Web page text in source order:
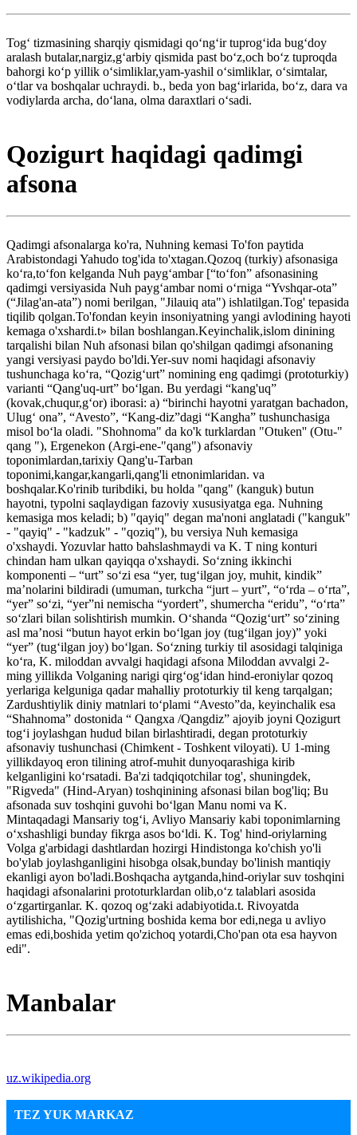
Togʻ tizmasining sharqiy qismidagi qoʻngʻir tuprogʻida bugʻdoy
aralash butalar,nargiz,gʻarbiy qismida past boʻz,och boʻz tuproqda
bahorgi koʻp yillik oʻsimliklar,yam-yashil oʻsimliklar, oʻsimtalar,
oʻtlar va boshqalar uchraydi. b., beda yon bagʻirlarida, boʻz, dara va
vodiylarda archa, doʻlana, olma daraxtlari oʻsadi.
Qozigurt haqidagi qadimgi
afsona
Qadimgi afsonalarga ko'ra, Nuhning kemasi To'fon paytida
Arabistondagi Yahudo tog'ida to'xtagan.Qozoq (turkiy) afsonasiga
koʻra,toʻfon kelganda Nuh paygʻambar [“toʻfon” afsonasining
qadimgi versiyasida Nuh paygʻambar nomi oʻrniga “Yvshqar-ota”
(“Jilag'an-ata”) nomi berilgan, "Jilauiq ata") ishlatilgan.Tog' tepasida
tiqilib qolgan.To'fondan keyin insoniyatning yangi avlodining hayoti
kemaga o'xshardi.t» bilan boshlangan.Keyinchalik,islom dinining
tarqalishi bilan Nuh afsonasi bilan qo'shilgan qadimgi afsonaning
yangi versiyasi paydo bo'ldi.Yer-suv nomi haqidagi afsonaviy
tushunchaga koʻra, “Qozigʻurt” nomining eng qadimgi (prototurkiy)
varianti “Qang'uq-urt” boʻlgan. Bu yerdagi “kang'uq”
(kovak,chuqur,gʻor) iborasi: a) “birinchi hayotni yaratgan bachadon,
Ulugʻ ona”, “Avesto”, “Kang-diz”dagi “Kangha” tushunchasiga
misol boʻla oladi. "Shohnoma" da ko'k turklardan "Otuken'' (Otu-"
qang "), Ergenekon (Argi-ene-"qang") afsonaviy
toponimlardan,tarixiy Qang'u-Tarban
toponimi,kangar,kangarli,qang'li etnonimlaridan. va
boshqalar.Ko'rinib turibdiki, bu holda "qang" (kanguk) butun
hayotni, typolni saqlaydigan fazoviy xususiyatga ega. Nuhning
kemasiga mos keladi; b) "qayiq" degan ma'noni anglatadi ("kanguk"
- "qayiq" - "kadzuk" - "qoziq"), bu versiya Nuh kemasiga
o'xshaydi. Yozuvlar hatto bahslashmaydi va K. T ning konturi
chindan ham ulkan qayiqqa o'xshaydi. Soʻzning ikkinchi
komponenti – “urt” soʻzi esa “yer, tugʻilgan joy, muhit, kindik”
ma’nolarini bildiradi (umuman, turkcha “jurt – yurt”, “oʻrda – oʻrta”,
“yer” soʻzi, “yer”ni nemischa “yordert”, shumercha “eridu”, “oʻrta”
soʻzlari bilan solishtirish mumkin. Oʻshanda “Qozigʻurt” soʻzining
asl ma’nosi “butun hayot erkin boʻlgan joy (tugʻilgan joy)” yoki
“yer” (tugʻilgan joy) boʻlgan. Soʻzning turkiy til asosidagi talqiniga
koʻra, K. miloddan avvalgi haqidagi afsona Miloddan avvalgi 2-
ming yillikda Volganing narigi qirgʻogʻidan hind-eroniylar qozoq
yerlariga kelguniga qadar mahalliy prototurkiy til keng tarqalgan;
Zardushtiylik diniy matnlari toʻplami “Avesto”da, keyinchalik esa
“Shahnoma” dostonida “ Qangxa /Qangdiz” ajoyib joyni Qozigurt
togʻi joylashgan hudud bilan birlashtiradi, degan prototurkiy
afsonaviy tushunchasi (Chimkent - Toshkent viloyati). U 1-ming
yillikdayoq eron tilining atrof-muhit dunyoqarashiga kirib
kelganligini koʻrsatadi. Ba'zi tadqiqotchilar tog', shuningdek,
"Rigveda" (Hind-Aryan) toshqinining afsonasi bilan bog'liq; Bu
afsonada suv toshqini guvohi boʻlgan Manu nomi va K.
Mintaqadagi Mansariy togʻi, Avliyo Mansariy kabi toponimlarning
oʻxshashligi bunday fikrga asos boʻldi. K. Tog' hind-oriylarning
Volga g'arbidagi dashtlardan hozirgi Hindistonga ko'chish yo'li
bo'ylab joylashganligini hisobga olsak,bunday bo'linish mantiqiy
ekanligi ayon bo'ladi.Boshqacha aytganda,hind-oriylar suv toshqini
haqidagi afsonalarini prototurklardan olib,oʻz talablari asosida
oʻzgartirganlar. K. qozoq ogʻzaki adabiyotida.t. Rivoyatda
aytilishicha, "Qozig'urtning boshida kema bor edi,nega u avliyo
emas edi,boshida yetim qo'zichoq yotardi,Cho'pan ota esa hayvon
edi".
Manbalar
uz.wikipedia.org
TEZ YUK MARKAZ